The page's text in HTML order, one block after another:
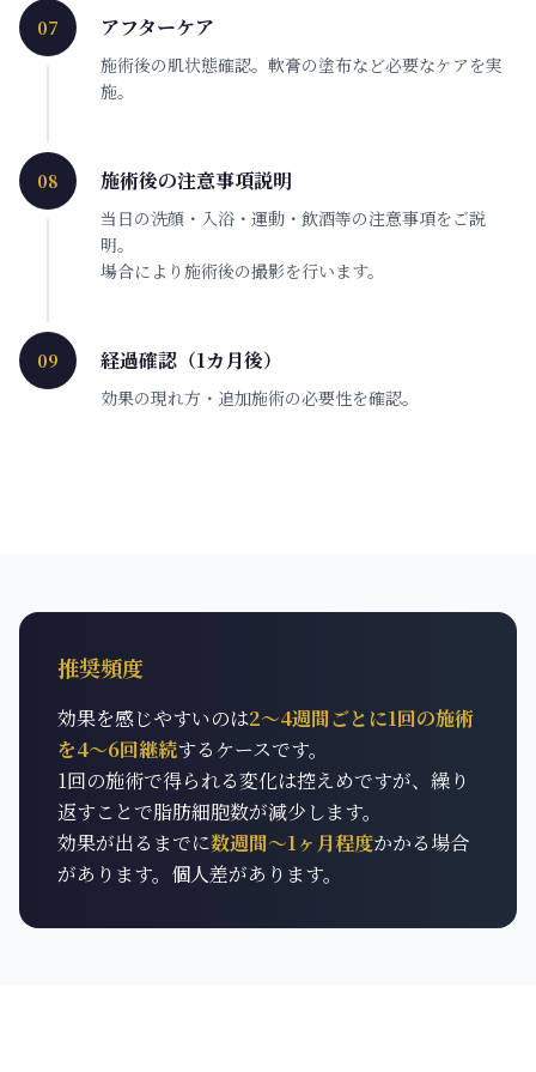
07 アフターケア
施術後の肌状態確認。軟膏の塗布など必要なケアを実
施。
08 施術後の注意事項説明
当日の洗顔・入浴・運動・飲酒等の注意事項をご説
明。
場合により施術後の撮影を行います。
09 経過確認（1カ月後）
効果の現れ方・追加施術の必要性を確認。
推奨頻度
効果を感じやすいのは2～4週間ごとに1回の施術
を4～6回継続するケースです。
1回の施術で得られる変化は控えめですが、繰り
返すことで脂肪細胞数が減少します。
効果が出るまでに数週間〜1ヶ月程度かかる場合
があります。個人差があります。